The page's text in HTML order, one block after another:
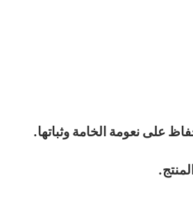
على نعومة الخامة وثباتها.